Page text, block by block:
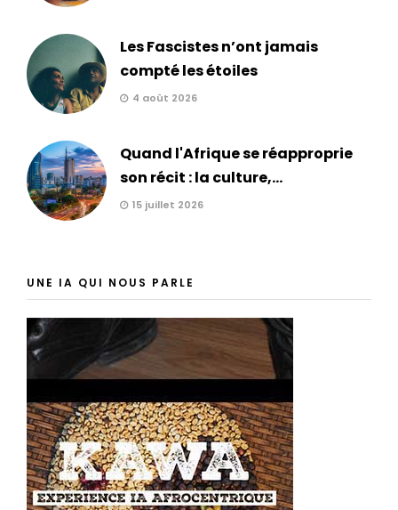
Les Fascistes n’ont jamais
compté les étoiles
4 août 2026
Quand l'Afrique se réapproprie
son récit : la culture,...
15 juillet 2026
UNE IA QUI NOUS PARLE